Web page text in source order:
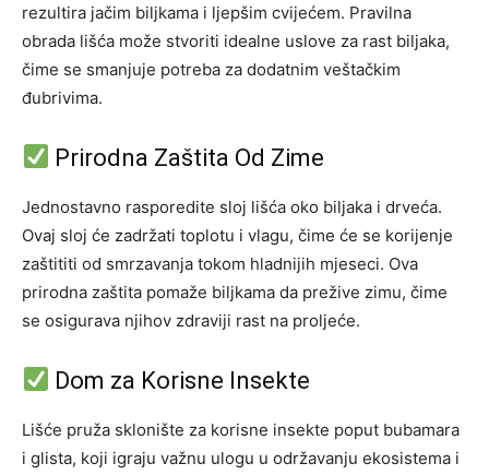
rezultira jačim biljkama i ljepšim cvijećem. Pravilna
obrada lišća može stvoriti idealne uslove za rast biljaka,
čime se smanjuje potreba za dodatnim veštačkim
đubrivima.
Prirodna Zaštita Od Zime
Jednostavno rasporedite sloj lišća oko biljaka i drveća.
Ovaj sloj će zadržati toplotu i vlagu, čime će se korijenje
zaštititi od smrzavanja tokom hladnijih mjeseci. Ova
prirodna zaštita pomaže biljkama da prežive zimu, čime
se osigurava njihov zdraviji rast na proljeće.
Dom za Korisne Insekte
Lišće pruža sklonište za korisne insekte poput bubamara
i glista, koji igraju važnu ulogu u održavanju ekosistema i